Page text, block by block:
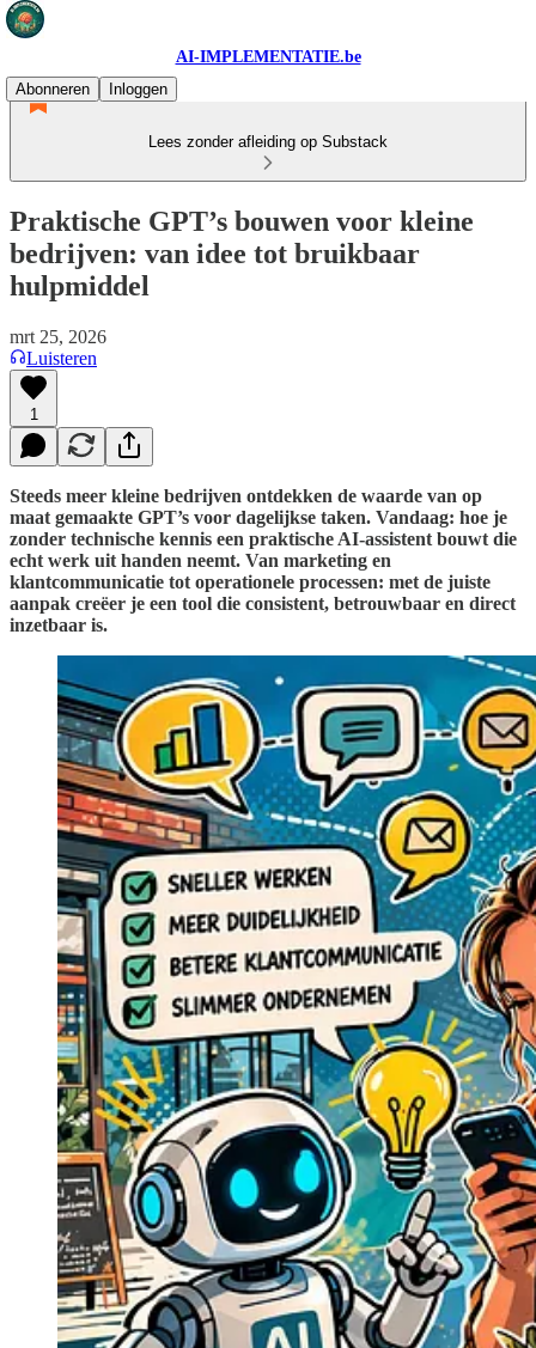
AI-IMPLEMENTATIE.be
Abonneren
Inloggen
Lees zonder afleiding op Substack
Praktische GPT’s bouwen voor kleine
bedrijven: van idee tot bruikbaar
hulpmiddel
mrt 25, 2026
Luisteren
1
Steeds meer kleine bedrijven ontdekken de waarde van op
maat gemaakte GPT’s voor dagelijkse taken. Vandaag: hoe je
zonder technische kennis een praktische AI-assistent bouwt die
echt werk uit handen neemt. Van marketing en
klantcommunicatie tot operationele processen: met de juiste
aanpak creëer je een tool die consistent, betrouwbaar en direct
inzetbaar is.